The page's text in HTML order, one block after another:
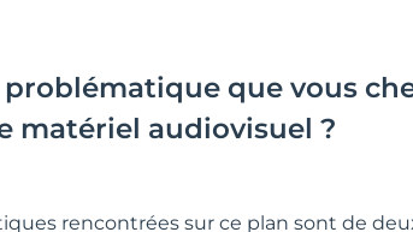
que vous
matériel audiovisuel ?
rencontrées sur ce plan sont de